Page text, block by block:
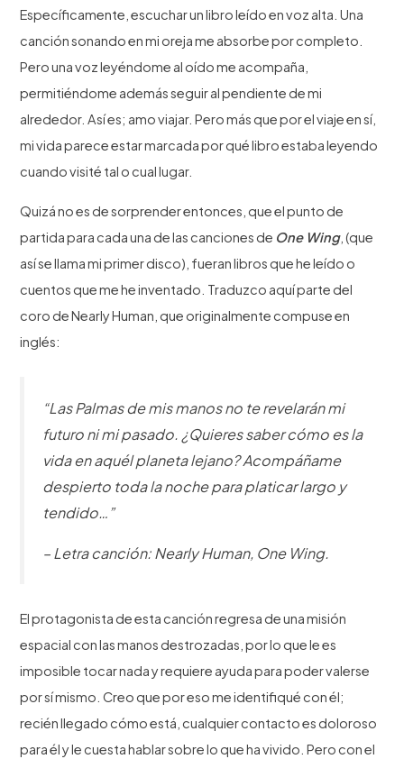
Específicamente, escuchar un libro leído en voz alta. Una
canción sonando en mi oreja me absorbe por completo.
Pero una voz leyéndome al oído me acompaña,
permitiéndome además seguir al pendiente de mi
alrededor. Así es; amo viajar. Pero más que por el viaje en sí,
mi vida parece estar marcada por qué libro estaba leyendo
cuando visité tal o cual lugar.
Quizá no es de sorprender entonces, que el punto de
partida para cada una de las canciones de One Wing, (que
así se llama mi primer disco), fueran libros que he leído o
cuentos que me he inventado. Traduzco aquí parte del
coro de Nearly Human, que originalmente compuse en
inglés:
“Las Palmas de mis manos no te revelarán mi
futuro ni mi pasado. ¿Quieres saber cómo es la
vida en aquél planeta lejano? Acompáñame
despierto toda la noche para platicar largo y
tendido…”
– Letra canción: Nearly Human, One Wing.
El protagonista de esta canción regresa de una misión
espacial con las manos destrozadas, por lo que le es
imposible tocar nada y requiere ayuda para poder valerse
por sí mismo. Creo que por eso me identifiqué con él;
recién llegado cómo está, cualquier contacto es doloroso
para él y le cuesta hablar sobre lo que ha vivido. Pero con el